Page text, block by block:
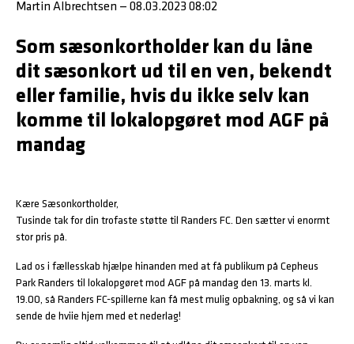
Martin Albrechtsen — 08.03.2023 08:02
Som sæsonkortholder kan du låne
dit sæsonkort ud til en ven, bekendt
eller familie, hvis du ikke selv kan
komme til lokalopgøret mod AGF på
mandag
Kære Sæsonkortholder,
Tusinde tak for din trofaste støtte til Randers FC. Den sætter vi enormt
stor pris på.
Lad os i fællesskab hjælpe hinanden med at få publikum på Cepheus
Park Randers til lokalopgøret mod AGF på mandag den 13. marts kl.
19.00, så Randers FC-spillerne kan få mest mulig opbakning, og så vi kan
sende de hviie hjem med et nederlag!